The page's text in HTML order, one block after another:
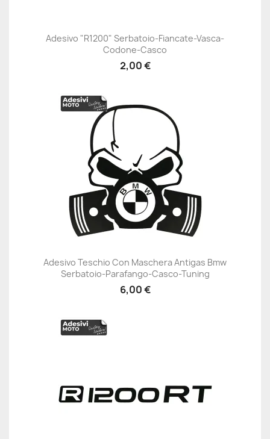
Adesivo "R1200" Serbatoio-Fiancate-Vasca-
Codone-Casco
2,00 €
Adesivo Teschio Con Maschera Antigas Bmw
Serbatoio-Parafango-Casco-Tuning
6,00 €